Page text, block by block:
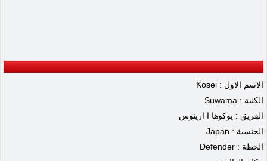
الاسم الاول : Kosei
الكنية : Suwama
الفريق : يوكوها ا ارينوس
الجنسية : Japan
الخطة : Defender